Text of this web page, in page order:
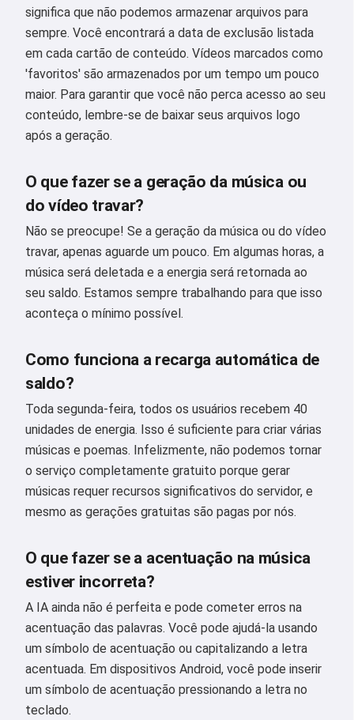
significa que não podemos armazenar arquivos para
sempre. Você encontrará a data de exclusão listada
em cada cartão de conteúdo. Vídeos marcados como
'favoritos' são armazenados por um tempo um pouco
maior. Para garantir que você não perca acesso ao seu
conteúdo, lembre-se de baixar seus arquivos logo
após a geração.
O que fazer se a geração da música ou
do vídeo travar?
Não se preocupe! Se a geração da música ou do vídeo
travar, apenas aguarde um pouco. Em algumas horas, a
música será deletada e a energia será retornada ao
seu saldo. Estamos sempre trabalhando para que isso
aconteça o mínimo possível.
Como funciona a recarga automática de
saldo?
Toda segunda-feira, todos os usuários recebem 40
unidades de energia. Isso é suficiente para criar várias
músicas e poemas. Infelizmente, não podemos tornar
o serviço completamente gratuito porque gerar
músicas requer recursos significativos do servidor, e
mesmo as gerações gratuitas são pagas por nós.
O que fazer se a acentuação na música
estiver incorreta?
A IA ainda não é perfeita e pode cometer erros na
acentuação das palavras. Você pode ajudá-la usando
um símbolo de acentuação ou capitalizando a letra
acentuada. Em dispositivos Android, você pode inserir
um símbolo de acentuação pressionando a letra no
teclado.
Oi 👋
Eu posso criar músicas, escrever
poemas e mensagens de parabéns
🥰
Política de Privacidade,
Política de reembolso